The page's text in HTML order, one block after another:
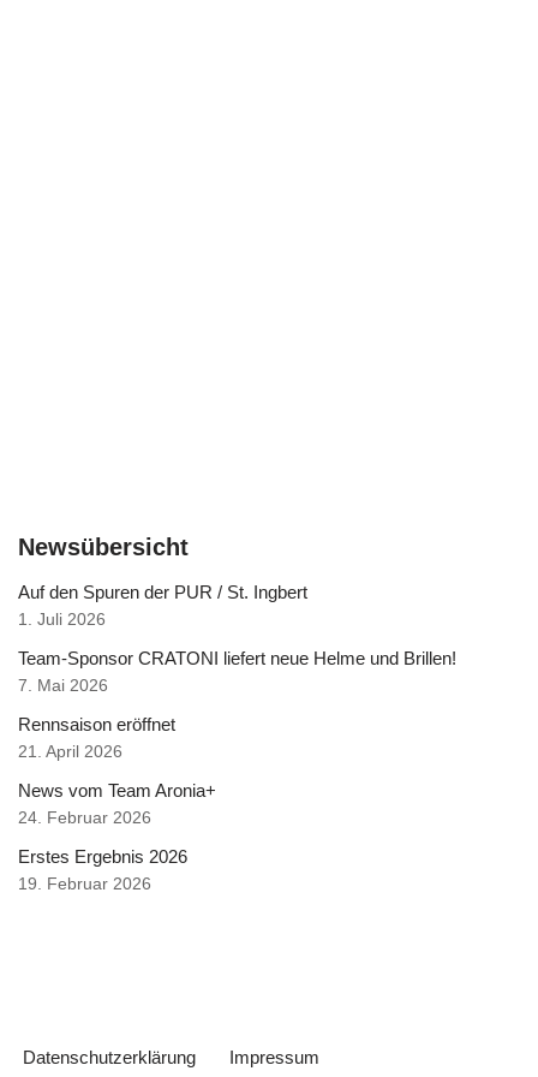
Newsübersicht
Auf den Spuren der PUR / St. Ingbert
1. Juli 2026
Team-Sponsor CRATONI liefert neue Helme und Brillen!
7. Mai 2026
Rennsaison eröffnet
21. April 2026
News vom Team Aronia+
24. Februar 2026
Erstes Ergebnis 2026
19. Februar 2026
Datenschutzerklärung Impressum